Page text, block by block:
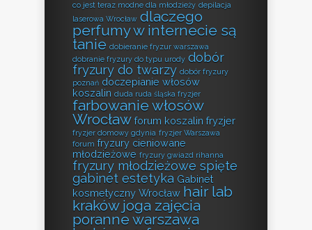
co jest teraz modne dla młodzieży depilacja
laserowa Wrocław dlaczego
perfumy w internecie są
tanie dobieranie fryzur warszawa
dobranie fryzury do typu urody dobór
fryzury do twarzy dobór fryzury
poznań doczepianie włosów
koszalin duda ruda śląska fryzjer
farbowanie włosów
Wrocław forum koszalin fryzjer
fryzjer domowy gdynia fryzjer Warszawa
forum fryzury cieniowane
młodzieżowe fryzury gwiazd rihanna
fryzury młodzieżowe spięte
gabinet estetyka Gabinet
kosmetyczny Wrocław hair lab
kraków joga zajęcia
poranne warszawa